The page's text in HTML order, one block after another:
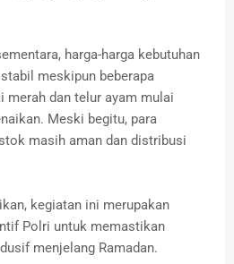
harga-harga kebutuhan
meskipun beberapa
merah dan telur ayam mulai
Meski begitu, para
masih aman dan distribusi
kegiatan ini merupakan
Polri untuk memastikan
menjelang Ramadan.